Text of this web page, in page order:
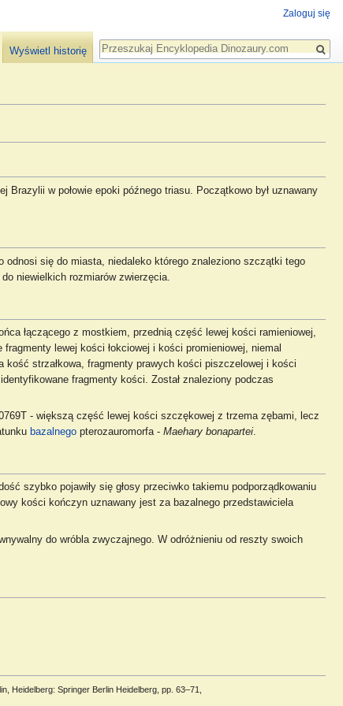
Brazylii w połowie epoki późnego triasu. Początkowo był uznawany
odnosi się do miasta, niedaleko którego znaleziono szczątki tego
niewielkich rozmiarów zwierzęcia.
łączącego z mostkiem, przednią część lewej kości ramieniowej,
lewej kości łokciowej i kości promieniowej, niemal
strzałkowa, fragmenty prawych kości piszczelowej i kości
fragmenty kości. Został znaleziony podczas
- większą część lewej kości szczękowej z trzema zębami, lecz
bazalnegopterozauromorfa - Maehary bonapartei.
szybko pojawiły się głosy przeciwko takiemu podporządkowaniu
kości kończyn uznawany jest za bazalnego przedstawiciela
do wróbla zwyczajnego. W odróżnieniu od reszty swoich
Heidelberg: Springer Berlin Heidelberg, pp. 63–71,
Zaloguj się
Wyświetl historię
Szukaj